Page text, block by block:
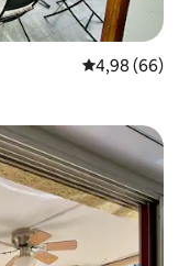
4,98 de uma
4,98 (66)